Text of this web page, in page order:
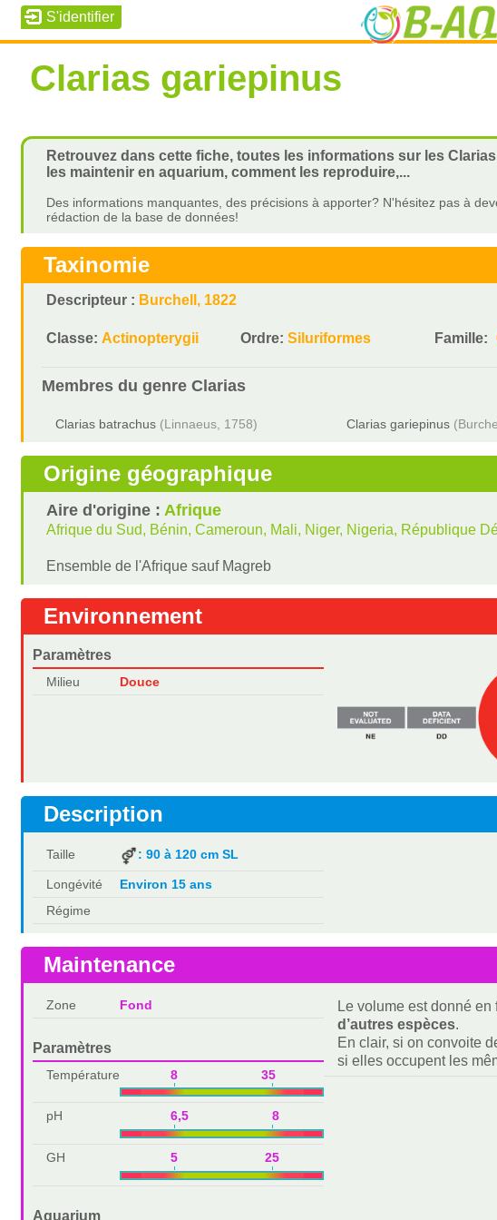
Clarias gariepinus
Retrouvez dans cette fiche, toutes les informations sur les
les maintenir en aquarium, comment les reproduire,...
Des informations manquantes, des précisions à apporter? N'hésitez pas à
rédaction de la base de données!
Taxinomie
Descripteur : Burchell, 1822
Classe:Actinopterygii Ordre:Siluriformes Famille:
Membres du genreClarias
Clarias batrachus (Linnaeus, 1758) Clarias gariepinus
Origine géographique
Aire d'origine :Afrique
Afrique du Sud, Bénin, Cameroun, Mali, Niger, Nigeria, République
Ensemble de l'Afrique sauf Magreb
Environnement
Paramètres
Milieu Douce
Description
Taille : 90 à 120 cm SL
Longévité
Environ 15 ans
Régime
Maintenance
Zone Fond
Paramètres
Température 8 35
pH 6,5 8
GH 5 25
Aquarium
Le volume est donné
d’autres espèces.
En clair, si on convoite
si elles occupent les